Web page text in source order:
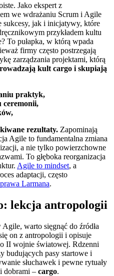
Jako ekspert z
we wdrażaniu Scrum i Agile
sukcesy, jak i inicjatywy, które
przykładem kultu
To pułapka, w którą wpada
firmy często postrzegają
zarządzania projektami, którą
kult cargo i skupiają
praktyk,
ceremonii,
rezultaty. Zapominają
Agile to fundamentalna zmiana
a nie tylko powierzchowne
To głęboka reorganizacja
Agile to mindset, a
adaptacji, często
prawa Larmana.
lekcja antropologii
warto sięgnąć do źródła
on z antropologii i opisuje
II wojnie światowej. Rdzenni
budujących pasy startowe i
słuchawek i pewne rytuały
dobrami – cargo.